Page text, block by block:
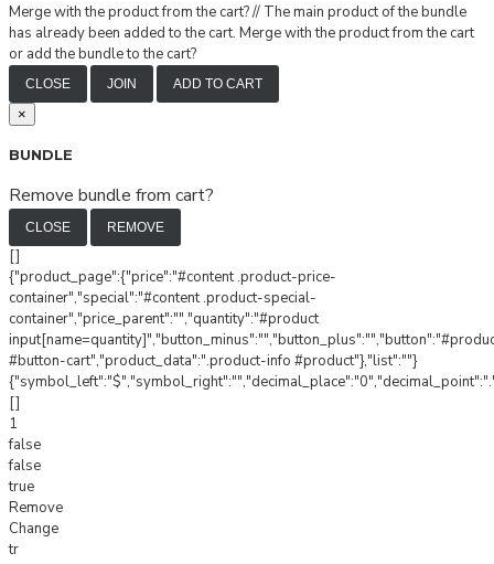
Merge with the product from the cart?// The main product of the bundle
has already been added to the cart. Merge with the product from the cart
or add the bundle to the cart?
CLOSE JOIN ADD TO CART
×
BUNDLE
Remove bundle from cart?
CLOSE REMOVE
[]
{"product_page":{"price":"#content .product-price-
container","special":"#content .product-special-
container","price_parent":"","quantity":"#product
#button-cart","product_data":".product-info #product"},"list":""}
[]
1
false
false
true
Remove
Change
tr